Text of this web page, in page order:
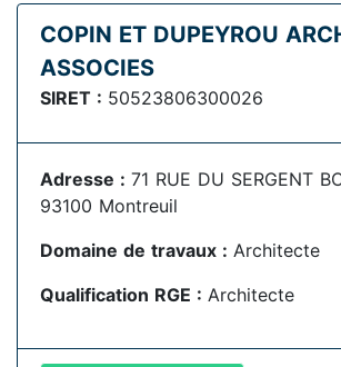
COPIN ET DUPEYROU
ASSOCIES
SIRET : 50523806300026
Adresse : 71 RUE DU SERGENT
93100 Montreuil
Domaine de travaux : Architecte
Qualification RGE : Architecte